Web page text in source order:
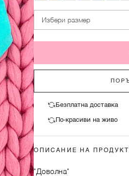
Избери размер
Безплатна доставка
По-красиви на живо
ОПИСАНИЕ НА
"Доволна"